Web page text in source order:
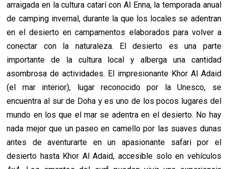
arraigada en la cultura catarí con Al Enna, la temporada anual
de camping invernal, durante la que los locales se adentran
en el desierto en campamentos elaborados para volver a
conectar con la naturaleza. El desierto es una parte
importante de la cultura local y alberga una cantidad
asombrosa de actividades. El impresionante Khor Al Adaid
(el mar interior), lugar reconocido por la Unesco, se
encuentra al sur de Doha y es uno de los pocos lugares del
mundo en los que el mar se adentra en el desierto. No hay
nada mejor que un paseo en camello por las suaves dunas
antes de aventurarte en un apasionante safari por el
desierto hasta Khor Al Adaid, accesible solo en vehículos